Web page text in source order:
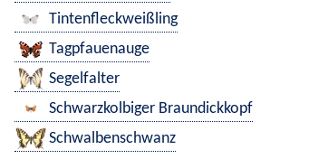
Tintenfleckweißling
Tagpfauenauge
Segelfalter
Schwarzkolbiger Braundickkopf
Schwalbenschwanz